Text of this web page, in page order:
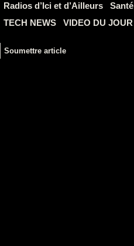
Radios d’Ici et d’Ailleurs
Santé
TECH NEWS
VIDEO DU JOUR
Soumettre article